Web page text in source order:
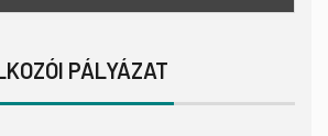
PÁLYÁZAT